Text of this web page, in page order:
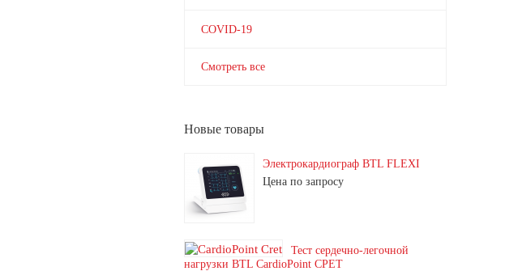
COVID-19
Смотреть все
Новые товары
Электрокардиограф BTL FLEXI
Цена по запросу
Тест сердечно-легочной
нагрузки BTL CardioPoint CPET